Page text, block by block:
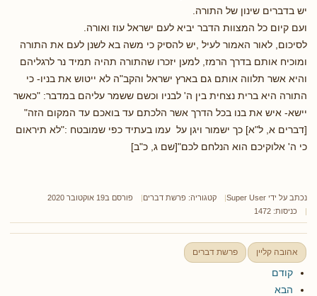
יש בדברים שינון של התורה.
ועם קיום כל המצוות הדבר יביא לעם ישראל עוז ואורה.
לסיכום, לאור האמור לעיל ,יש להסיק כי משה בא לשנן לעם את התורה
ומוכיח אותם בדרך הרמז, למען יזכרו שהתורה תהיה תמיד נר לרגליהם
והיא אשר תלווה אותם גם בארץ ישראל והקב"ה לא ייטוש את בניו- כי
התורה היא ברית נצחית בין ה' לבניו וכשם ששמר עליהם במדבר: "כאשר
יישא- איש את בנו בכל הדרך אשר הלכתם עד בואכם עד המקום הזה"
[דברים א, ל"א] כך ישמור ויגן על עמו בעתיד כפי שמובטח :"לא תיראום
כי ה' אלוקיכם הוא הנלחם לכם"[שם ג, כ"ב]
נכתב על ידי Super User קטגוריה: פרשת דברים
פורסם ב19 אוקטובר 2020
כניסות: 1472
אהובה קליין פרשת דברים
קודם
הבא